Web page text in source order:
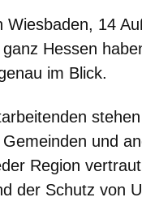
Wiesbaden, 14
Hessen
im Blick.
und
Region
der Schutz von